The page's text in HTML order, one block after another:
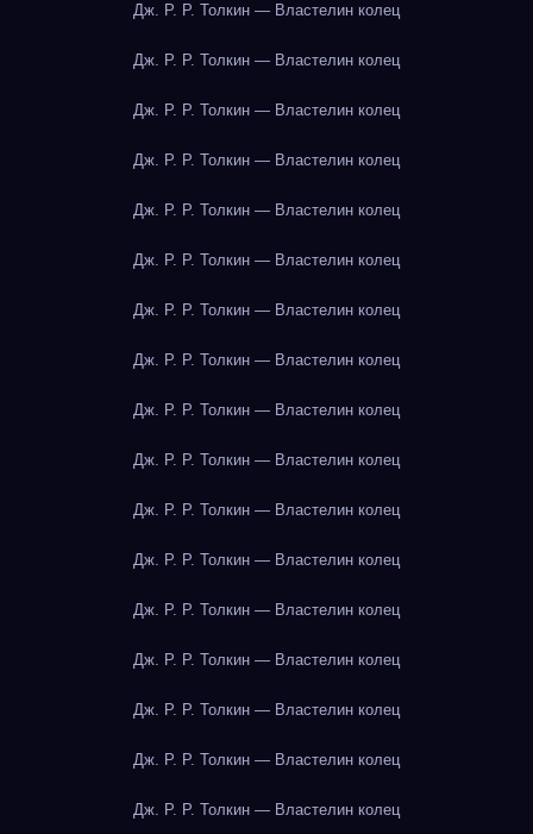
Дж. Р. Р. Толкин — Властелин колец
Дж. Р. Р. Толкин — Властелин колец
Дж. Р. Р. Толкин — Властелин колец
Дж. Р. Р. Толкин — Властелин колец
Дж. Р. Р. Толкин — Властелин колец
Дж. Р. Р. Толкин — Властелин колец
Дж. Р. Р. Толкин — Властелин колец
Дж. Р. Р. Толкин — Властелин колец
Дж. Р. Р. Толкин — Властелин колец
Дж. Р. Р. Толкин — Властелин колец
Дж. Р. Р. Толкин — Властелин колец
Дж. Р. Р. Толкин — Властелин колец
Дж. Р. Р. Толкин — Властелин колец
Дж. Р. Р. Толкин — Властелин колец
Дж. Р. Р. Толкин — Властелин колец
Дж. Р. Р. Толкин — Властелин колец
Дж. Р. Р. Толкин — Властелин колец